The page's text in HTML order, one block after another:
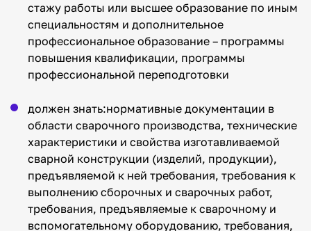
стажу работы или высшее образование по иным
специальностям и дополнительное
профессиональное образование – программы
повышения квалификации, программы
профессиональной переподготовки
должен знать:нормативные документации в
области сварочного производства, технические
характеристики и свойства изготавливаемой
сварной конструкции (изделий, продукции),
предъявляемой к ней требования, требования к
выполнению сборочных и сварочных работ,
требования, предъявляемые к сварочному и
вспомогательному оборудованию, требования,